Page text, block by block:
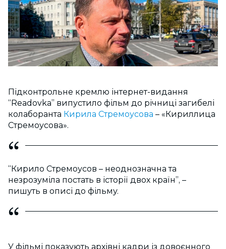
Підконтрольне кремлю інтернет-видання
“Readovka” випустило фільм до річниці загибелі
колаборанта Кирила Стремоусова – «Кириллица
Стремоусова».
“Кирило Стремоусов – неоднозначна та
незрозуміла постать в історії двох країн”, –
пишуть в описі до фільму.
У фільмі показують архівні кадри із довоєнного